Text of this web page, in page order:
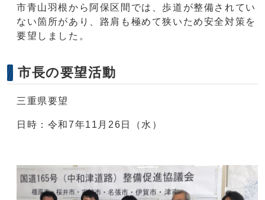
市青山羽根から阿保区間では、歩道が整備されてい
ない箇所があり、路肩も極めて狭いため安全対策を
要望しました。
市長の要望活動
三重県要望
日時：令和7年11月26日（水）